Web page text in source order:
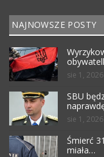
NAJNOWSZE POSTY
sie 1, 2026
SBU
sie 1, 2026
Śmierć
miała…